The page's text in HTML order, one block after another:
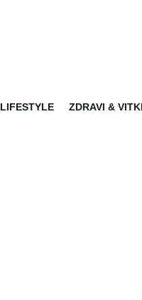
LIFESTYLE ZDRAVI & VITKI